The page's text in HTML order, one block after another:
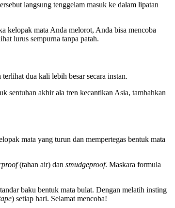
langsung tenggelam masuk ke dalam lipatan
kelopak mata Anda melorot, Anda bisa mencoba
lurus sempurna tanpa patah.
dua kali lebih besar secara instan.
sentuhan akhir ala tren kecantikan Asia, tambahkan
mata yang turun dan mempertegas bentuk mata
(tahan air) dan smudgeproof. Maskara formula
baku bentuk mata bulat. Dengan melatih insting
) setiap hari. Selamat mencoba!